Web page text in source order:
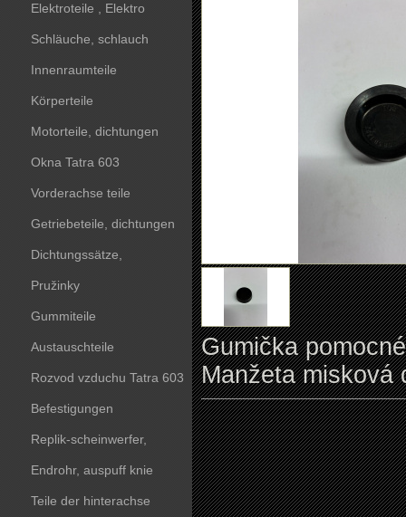
Elektroteile , Elektro
Schläuche, schlauch
Innenraumteile
Körperteile
Motorteile, dichtungen
Okna Tatra 603
Vorderachse teile
Getriebeteile, dichtungen
Dichtungssätze,
dichtungskörper
Pružinky
Gummiteile
Austauschteile
Rozvod vzduchu Tatra 603
Befestigungen
Replik-scheinwerfer,
kunststoffteile
Endrohr, auspuff knie
Teile der hinterachse
Gumička
Manžeta misková